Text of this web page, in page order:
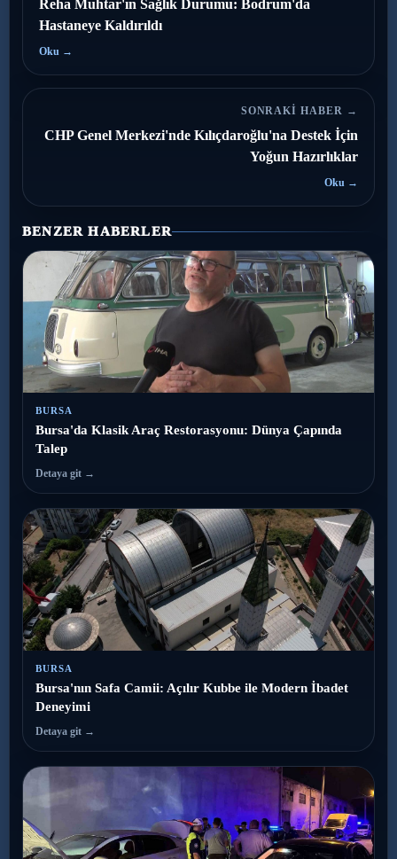
Reha Muhtar'ın Sağlık Durumu: Bodrum'da
Hastaneye Kaldırıldı
Oku →
SONRAKI HABER →
CHP Genel Merkezi'nde Kılıçdaroğlu'na Destek İçin
Yoğun Hazırlıklar
Oku →
BENZER HABERLER
BURSA
Bursa'da Klasik Araç Restorasyonu: Dünya Çapında
Talep
Detaya git →
BURSA
Bursa'nın Safa Camii: Açılır Kubbe ile Modern İbadet
Deneyimi
Detaya git →